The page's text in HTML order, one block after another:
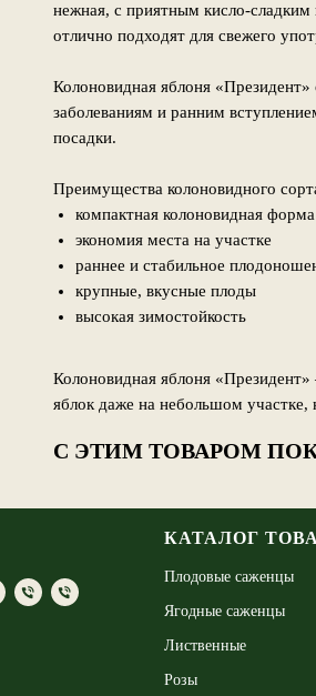
нежная, с приятным кисло-
отлично подходят для свежего
Колоновидная яблоня
заболеваниям и ранним
посадки.
Преимущества колоновидного
компактная колоновидная форма
экономия места на участке
раннее и стабильное
крупные, вкусные плоды
высокая зимостойкость
Колоновидная яблоня
яблок даже на небольшом участке,
С ЭТИМ ТОВАРОМ
КАТАЛОГ
Плодовые саженцы
Ягодные саженцы
Лиственные
Розы